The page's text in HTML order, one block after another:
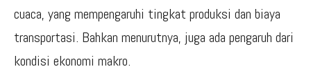
cuaca, yang mempengaruhi tingkat produksi dan biaya
transportasi. Bahkan menurutnya, juga ada pengaruh dari
kondisi ekonomi makro.